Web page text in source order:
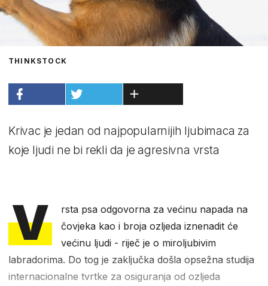
THINKSTOCK
Krivac je jedan od najpopularnijih ljubimaca za
koje ljudi ne bi rekli da je agresivna vrsta
V
rsta psa odgovorna za većinu napada na
čovjeka kao i broja ozljeda iznenadit će
većinu ljudi - riječ je o miroljubivim
labradorima. Do tog je zaključka došla opsežna studija
internacionalne tvrtke za osiguranja od ozljeda